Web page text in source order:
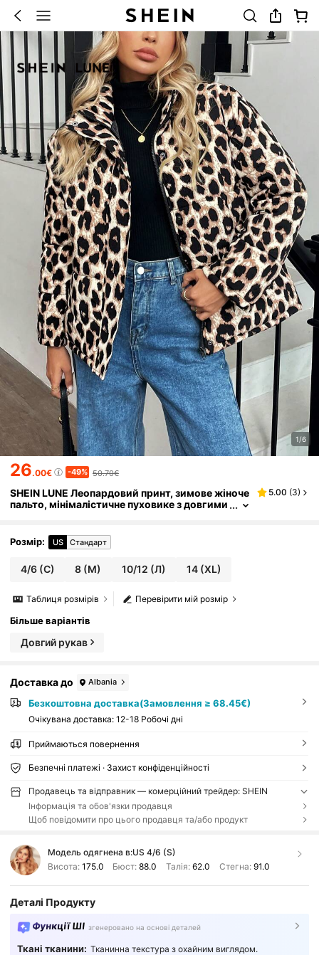
1/6
26.00€ -49% 50.70€
SHEIN LUNE Леопардовий принт, зимове жіноче
пальто, мінімалістичне пуховике з довгими
5.00 (3)
Розмір: US Стандарт
4/6(С) 8 (М) 10/12 (Л) 14(XL)
Перевірити мій розмір
Таблиця розмірів
Більше варіантів
Довгий рукав
Доставка до Albania
Безкоштовна доставка(Замовлення ≥ 68.45€)
Очікувана доставка: 12-18 Робочі дні
Приймаються повернення
Безпечні платежі · Захист конфіденційності
Продавець та відправник — комерційний трейдер: SHEIN
Інформація та обов'язки продавця
Щоб повідомити про цього продавця та/або продукт
Модель одягнена в:US 4/6 (S)
Висота: 175.0 Бюст:88.0 Талія: 62.0 Стегна: 91.0
Деталі Продукту
Функції ШІ згенеровано на основі деталей
Ткані тканини: Тканинна текстура з охайним виглядом.